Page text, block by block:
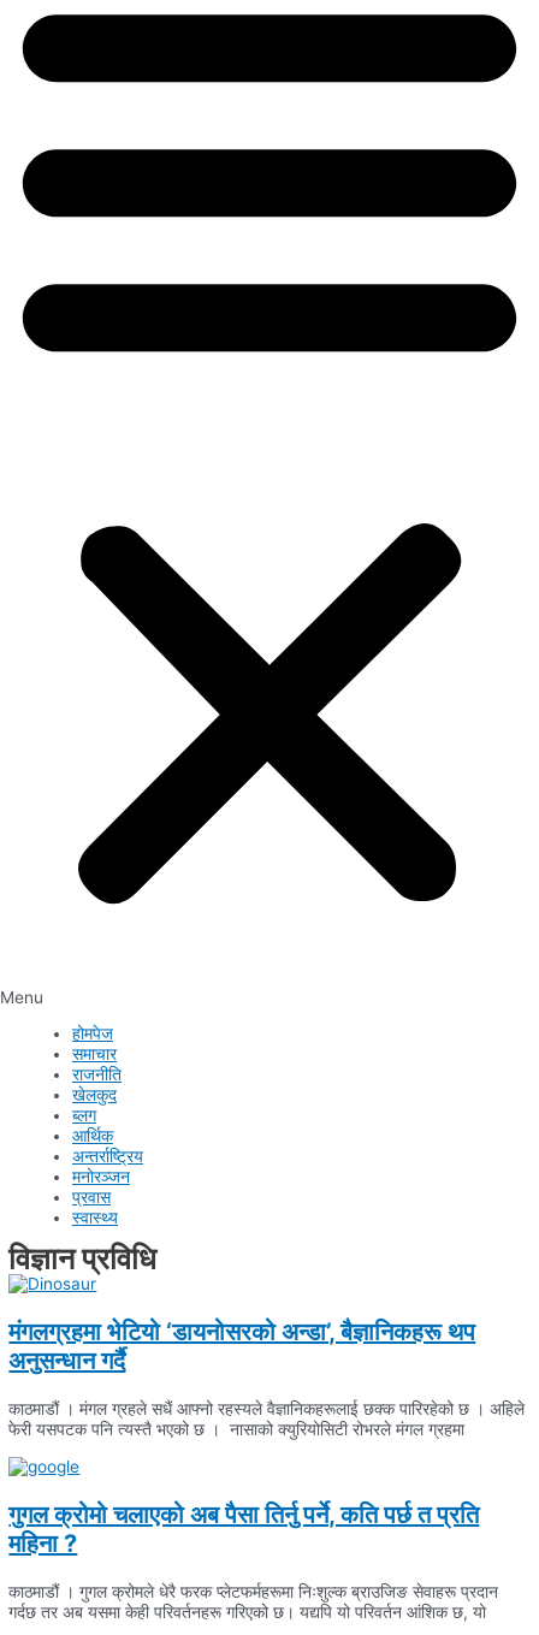
Menu
होमपेज
समाचार
राजनीति
खेलकुद
ब्लग
आर्थिक
अन्तर्राष्ट्रिय
मनोरञ्जन
प्रवास
स्वास्थ्य
विज्ञान प्रविधि
मंगलग्रहमा भेटियो ‘डायनोसरको अन्डा’, बैज्ञानिकहरू थप
अनुसन्धान गर्दै
काठमाडौं । मंगल ग्रहले सधैं आफ्नो रहस्यले वैज्ञानिकहरूलाई छक्क पारिरहेको छ । अहिले
फेरी यसपटक पनि त्यस्तै भएको छ । नासाको क्युरियोसिटी रोभरले मंगल ग्रहमा
गुगल क्रोमो चलाएको अब पैसा तिर्नु पर्ने, कति पर्छ त प्रति
महिना ?
काठमाडौं । गुगल क्रोमले धेरै फरक प्लेटफर्महरूमा निःशुल्क ब्राउजिङ सेवाहरू प्रदान
गर्दछ तर अब यसमा केही परिवर्तनहरू गरिएको छ। यद्यपि यो परिवर्तन आंशिक छ, यो